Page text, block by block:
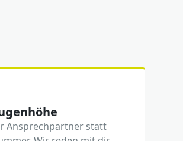
Ansprechpartner statt